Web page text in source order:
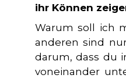
ihr Können
Warum soll ich
anderen sind
darum, dass du
voneinander